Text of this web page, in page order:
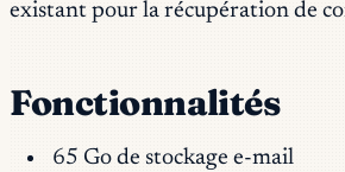
existant pour la récupération de
Fonctionnalités
65 Go de stockage e-mail